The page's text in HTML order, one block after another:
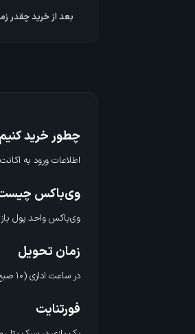
بعد از خرید چقدر
چطور خرید
اطلاعات ورود به اکانت Fortnite رو وارد می‌کنید و نوع اکانت مثل EpicGames، PlayStation، Xbox، Nintendo رو انتخاب می‌کنید و روی خرید می‌زنید و تمام.
وی‌باکس
وی‌باکس واحد پول
زمان تحویل
در ساعت اداری (۱۰ صبح تا ۱۰ شب) از ۳ دقیقه تا نهایتا ۲ ساعت (بسته به حجم سفارشات) تحویل شما میشه.
فورتنایت